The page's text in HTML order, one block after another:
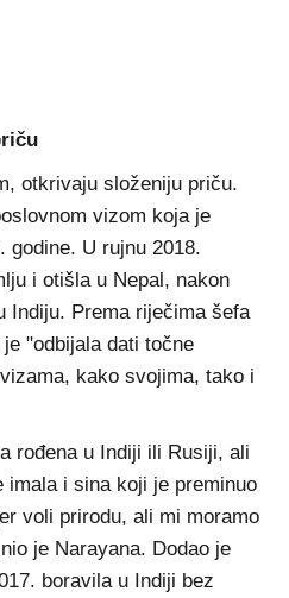
otkrivaju složeniju priču.
vizom koja je
godine. U rujnu 2018.
i otišla u Nepal, nakon
Indiju. Prema riječima šefa
"odbijala dati točne
kako svojima, tako i
rođena u Indiji ili Rusiji, ali
imala i sina koji je preminuo
voli prirodu, ali mi moramo
je Narayana. Dodao je
boravila u Indiji bez